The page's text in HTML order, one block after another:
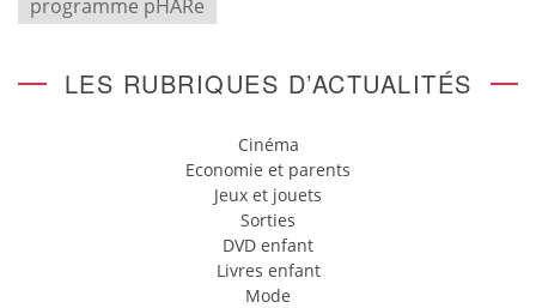
programme pHARe
LES RUBRIQUES D’ACTUALITÉS
Cinéma
Economie et parents
Jeux et jouets
Sorties
DVD enfant
Livres enfant
Mode